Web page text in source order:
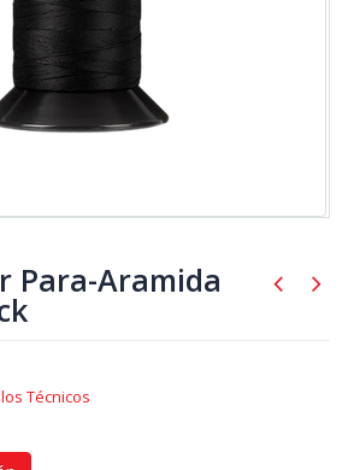
Para-Aramida
Técnicos